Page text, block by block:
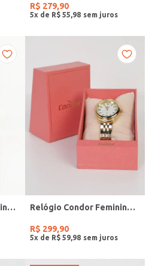
R$ 279,90
5x de R$ 55 98
Relógio Condor Feminino DOURADO Relógio Condor Feminino DOURADO
R$ 299,90
5x de R$ 59 98